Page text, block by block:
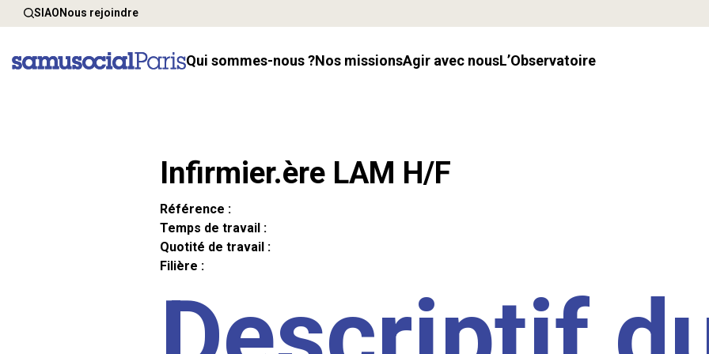
SIAONous rejoindre
Qui sommes-nous ? Nos missions Agir avec nous l’Observatoire
Infirmier.ère LAM H/F
Référence :
Temps de travail :
Quotité de travail :
Filière :